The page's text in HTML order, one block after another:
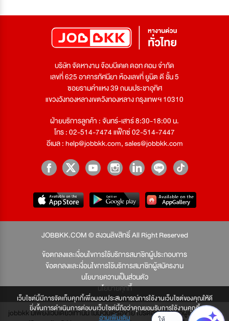
เว็บไซต์นี้มีการจัดเก็บคุกกี้เพื่อมอบประสบการณ์การใช้งานเว็บไซต์ของคุณให้ดี
ยิ่งขึ้นการดำเนินการต่อบนเว็บไซต์นี้ถือว่าคุณยอมรับการใช้งานคุกกี้
อ่านเพิ่มเติม
บริษัท จัดหางาน จ๊อบบีเคเค ดอท คอม จำกัด
เลขที่ 625 อาคารทัศนียา ห้องเลขที่ ยูนิต ดี ชั้น 5
ซอยรามคำแหง 39 ถนนประชาอุทิศ
แขวงวังทองหลางเขตวังทองหลาง กรุงเทพฯ 10310
ฝ่ายบริการลูกค้า : จันทร์-เสาร์ 8:30-18:00 น.
โทร : 02-514-7474 แฟ็กซ์ 02-514-7447
อีเมล :help@jobbkk.com,sales@jobbkk.com
JOBBKK.COM © สงวนลิขสิทธิ์ All Right Reserved
ข้อตกลงและเงื่อนไขการใช้บริการสมาชิกผู้ประกอบการ
ข้อตกลงและเงื่อนไขการใช้บริการสมาชิกผู้สมัครงาน
นโยบายความเป็นส่วนตัว
นโยบายคุกกี้
jobbkk มีเพียงเว็บเดียวเท่านั้น ไม่มีเว็บเครือข่าย โปรดอย่าหลงเชื่อผู้แอบอ้าง และ